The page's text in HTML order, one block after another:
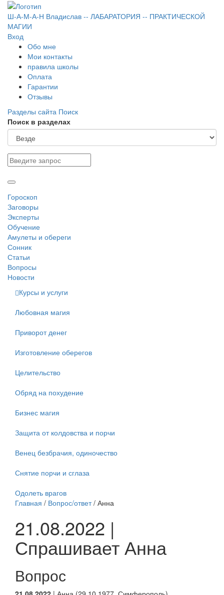
Ш-А-М-А-Н Владислав -- ЛАБАРАТОРИЯ -- ПРАКТИЧЕСКОЙ
МАГИИ
Вход
Обо мне
Мои контакты
правила школы
Оплата
Гарантии
Отзывы
Разделы сайта Поиск
Поиск в разделах
Гороскоп
Заговоры
Эксперты
Обучение
Амулеты и обереги
Сонник
Статьи
Вопросы
Новости
Курсы и услуги
Любовная магия
Приворот денег
Изготовление оберегов
Целительство
Обряд на похудение
Бизнес магия
Защита от колдовства и порчи
Венец безбрачия, одиночество
Снятие порчи и сглаза
Одолеть врагов
Главная / Вопрос/ответ/ Анна
21.08.2022 |
Спрашивает Анна
Вопрос